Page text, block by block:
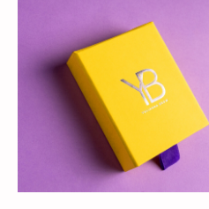
Добавьте тз или референсы
Add files